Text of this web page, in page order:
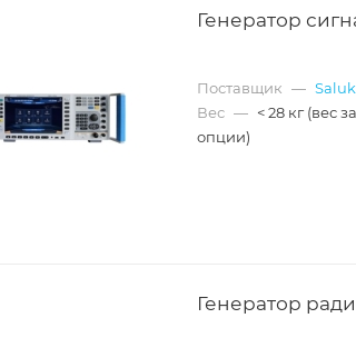
Генератор
Поставщик —
Вес — < 28 кг (вес
опции)
Генератор